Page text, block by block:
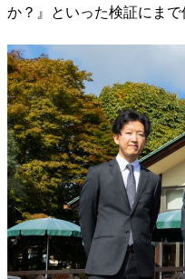
か？』といった検証にまで